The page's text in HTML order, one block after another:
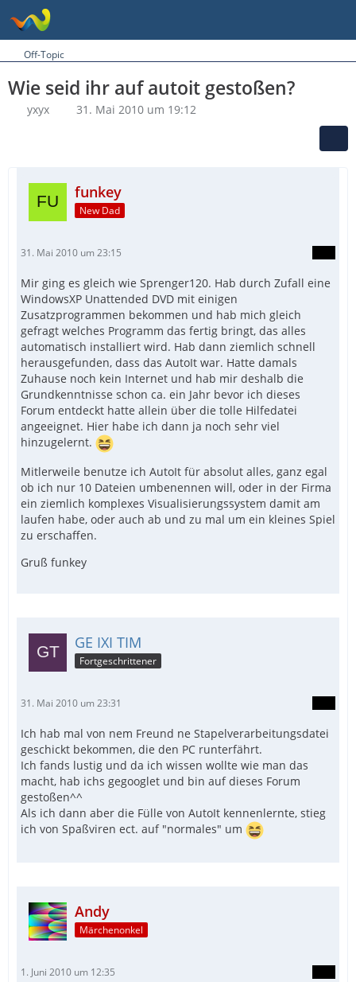
Off-Topic
Wie seid ihr auf autoit gestoßen?
yxyx 31. Mai 2010 um 19:12
funkey
New Dad
31. Mai 2010 um 23:15
Mir ging es gleich wie Sprenger120. Hab durch Zufall eine
WindowsXP Unattended DVD mit einigen
Zusatzprogrammen bekommen und hab mich gleich
gefragt welches Programm das fertig bringt, das alles
automatisch installiert wird. Hab dann ziemlich schnell
herausgefunden, dass das AutoIt war. Hatte damals
Zuhause noch kein Internet und hab mir deshalb die
Grundkenntnisse schon ca. ein Jahr bevor ich dieses
Forum entdeckt hatte allein über die tolle Hilfedatei
angeeignet. Hier habe ich dann ja noch sehr viel
hinzugelernt.
Mitlerweile benutze ich AutoIt für absolut alles, ganz egal
ob ich nur 10 Dateien umbenennen will, oder in der Firma
ein ziemlich komplexes Visualisierungssystem damit am
laufen habe, oder auch ab und zu mal um ein kleines Spiel
zu erschaffen.
Gruß funkey
GE IXI TIM
Fortgeschrittener
31. Mai 2010 um 23:31
Ich hab mal von nem Freund ne Stapelverarbeitungsdatei
geschickt bekommen, die den PC runterfährt.
Ich fands lustig und da ich wissen wollte wie man das
macht, hab ichs gegooglet und bin auf dieses Forum
gestoßen^^
Als ich dann aber die Fülle von AutoIt kennenlernte, stieg
ich von Spaßviren ect. auf "normales" um
Andy
Märchenonkel
1. Juni 2010 um 12:35